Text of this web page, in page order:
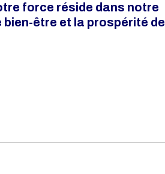
force réside dans notre
être et la prospérité de